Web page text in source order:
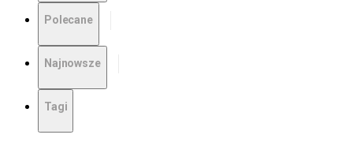
Polecane
Najnowsze
Tagi